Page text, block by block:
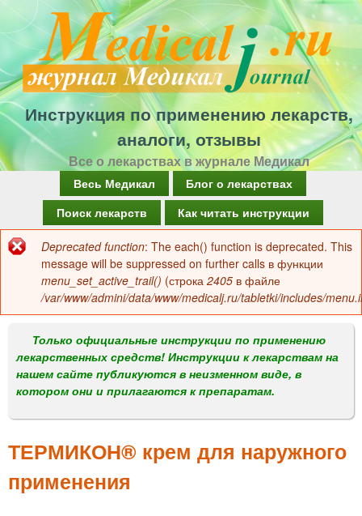
Перейти
к
основному
содержанию
Инструкция по применению лекарств,
аналоги, отзывы
Все о лекарствах в журнале Медикал
а
в
о
м
е
н
Весь Медикал
Блог о лекарствах
Поиск лекарств
Как читать инструкции
Сообщение
об
ошибке
Deprecated function: The each() function is deprecated. This
message will be suppressed on further calls в функции
menu_set_active_trail() (строка 2405 в файле
/var/www/admini/data/www/medicalj.ru/tabletki/includes/
Только официальные инструкции по применению
лекарственных средств! Инструкции к лекарствам на
нашем сайте публикуются в неизменном виде, в
котором они и прилагаются к препаратам.
ТЕРМИКОН® крем для наружного
применения